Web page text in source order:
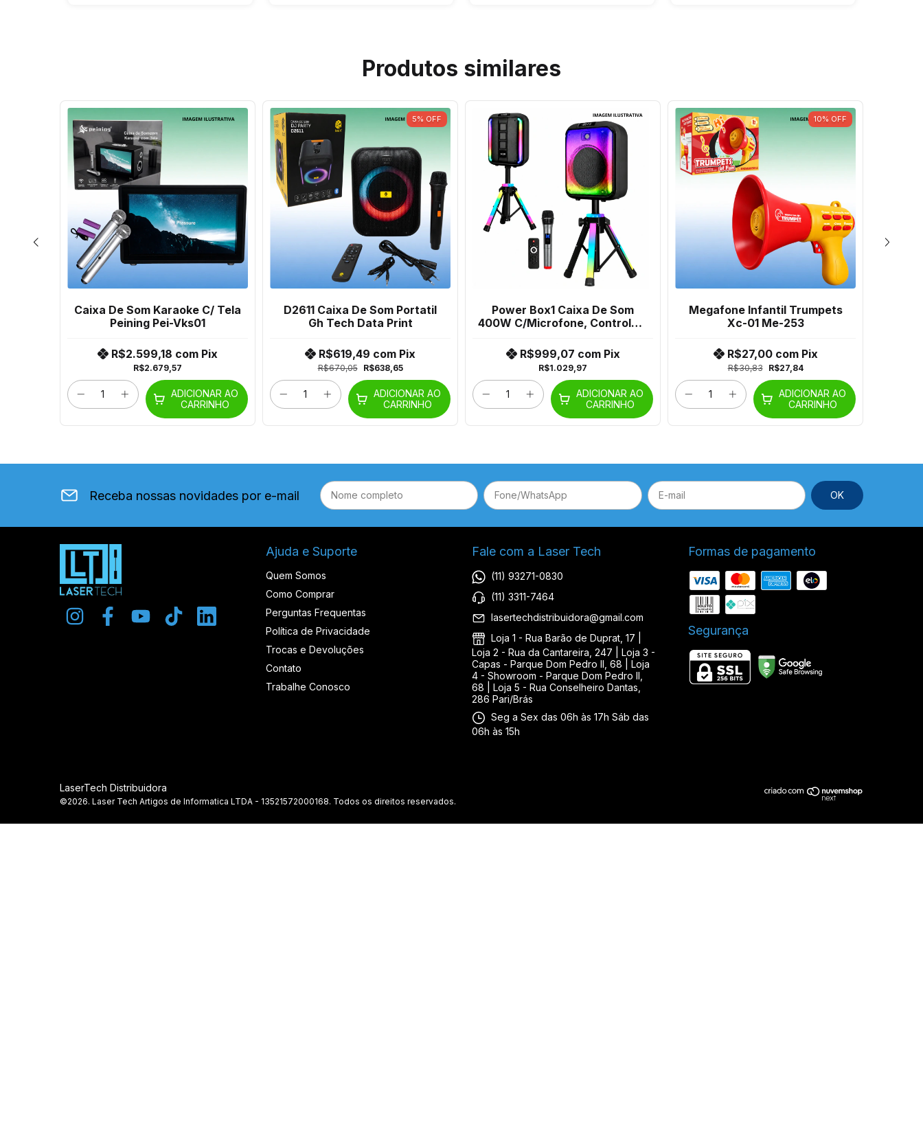
Produtos similares
Caixa De Som Karaoke C/ Tela
Peining Pei-Vks01
R$2.679,57
R$2.599,18 com Pix
ADICIONAR AO
CARRINHO
5% OFF
D2611 Caixa De Som Portatil
Gh Tech Data Print
R$670,05 R$638,65
R$619,49 com Pix
ADICIONAR AO
CARRINHO
Power Box1 Caixa De Som
400W C/Microfone, Controle E
R$1.029,97
R$999,07 com Pix
ADICIONAR AO
CARRINHO
10% OFF
Megafone Infantil Trumpets
Xc-01 Me-253
R$30,83 R$27,84
R$27,00 com Pix
ADICIONAR AO
CARRINHO
Receba nossas novidades por e-mail
Ajuda e Suporte
Quem Somos
Como Comprar
Perguntas Frequentas
Política de Privacidade
Trocas e Devoluções
Contato
Trabalhe Conosco
Fale com a Laser Tech
(11) 93271-0830
(11) 3311-7464
lasertechdistribuidora@gmail.com
Loja 1 - Rua Barão de Duprat, 17 |
Loja 2 - Rua da Cantareira, 247 | Loja 3 -
Capas - Parque Dom Pedro II, 68 | Loja
4 - Showroom - Parque Dom Pedro II,
68 | Loja 5 - Rua Conselheiro Dantas,
286 Pari/Brás
Seg a Sex das 06h às 17h Sáb das
06h às 15h
Formas de pagamento
Segurança
LaserTech Distribuidora
©2026. Laser Tech Artigos de Informatica LTDA - 13521572000168. Todos os direitos reservados.